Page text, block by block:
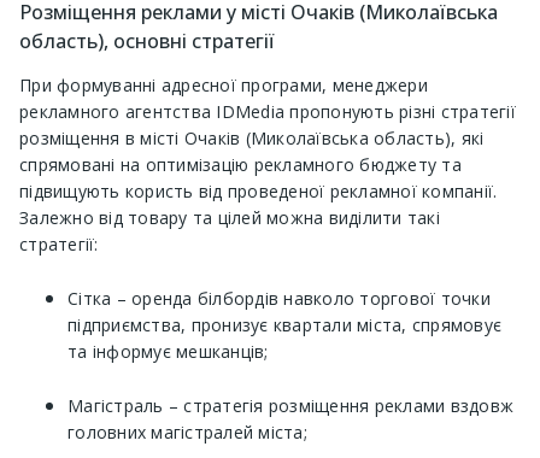
Розміщення реклами у місті Очаків (Миколаївська
область), основні стратегії
При формуванні адресної програми, менеджери
рекламного агентства IDMedia пропонують різні стратегії
розміщення в місті Очаків (Миколаївська область), які
спрямовані на оптимізацію рекламного бюджету та
підвищують користь від проведеної рекламної компанії.
Залежно від товару та цілей можна виділити такі
стратегії:
Сітка – оренда білбордів навколо торгової точки
підприємства, пронизує квартали міста, спрямовує
та інформує мешканців;
Магістраль – стратегія розміщення реклами вздовж
головних магістралей міста;